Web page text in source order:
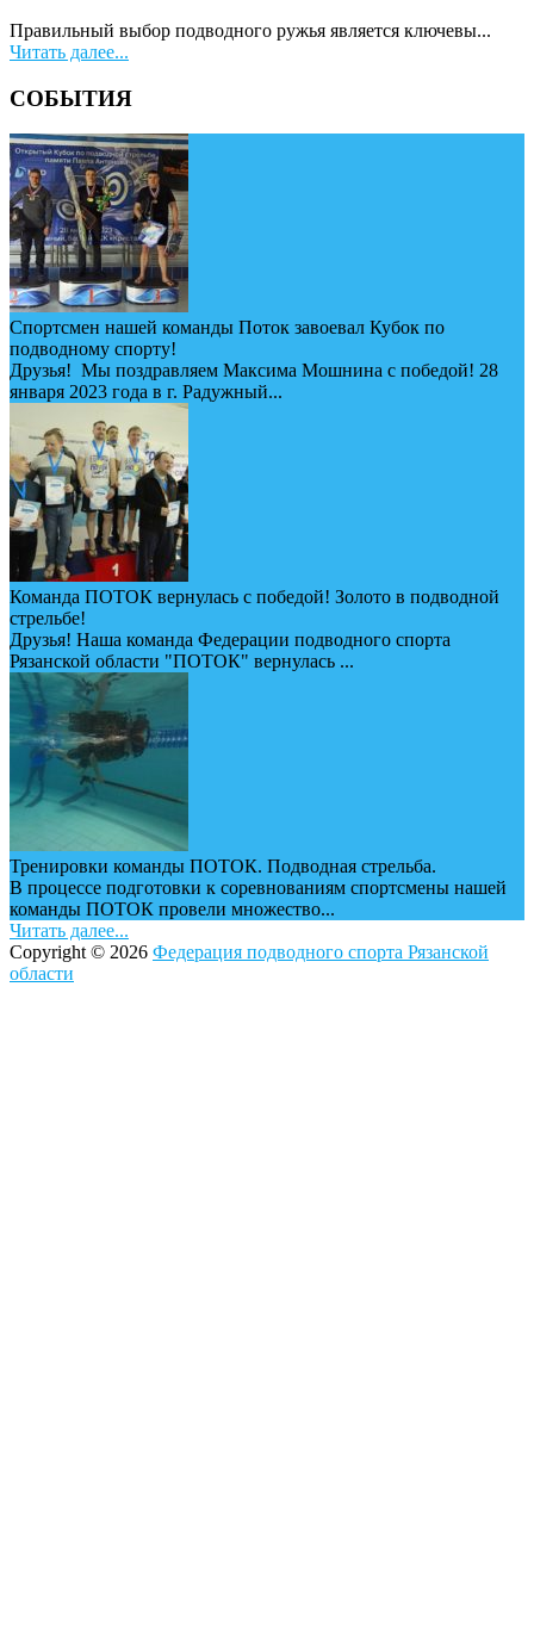
Правильный выбор подводного ружья является ключевы...
Читать далее...
СОБЫТИЯ
Спортсмен нашей команды Поток завоевал Кубок по
подводному спорту!
Друзья! Мы поздравляем Максима Мошнина с победой! 28
января 2023 года в г. Радужный...
Команда ПОТОК вернулась с победой! Золото в подводной
стрельбе!
Друзья! Наша команда Федерации подводного спорта
Рязанской области "ПОТОК" вернулась ...
Тренировки команды ПОТОК. Подводная стрельба.
В процессе подготовки к соревнованиям спортсмены нашей
команды ПОТОК провели множество...
Читать далее...
Copyright © 2026 Федерация подводного спорта Рязанской
области